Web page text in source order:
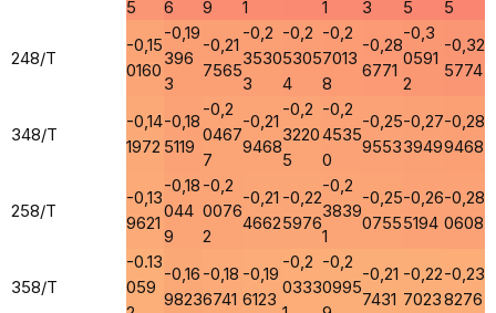
5 6 9 1 1 3 5 5
248/T
-0,15
0160
-0,19
396
3
-0,21
7565
-0,2
3530
3
-0,2
5305
4
-0,2
7013
8
-0,28
6771
-0,3
0591
2
-0,32
5774
348/T
-0,14
1972
-0,18
5119
-0,2
0467
7
-0,21
9468
-0,2
3220
5
-0,2
4535
0
-0,25
9553
-0,27
3949
-0,28
9468
258/T
-0,13
9621
-0,18
044
9
-0,2
0076
2
-0,21
4662
-0,22
5976
-0,2
3839
1
-0,25
0755
-0,26
5194
-0,28
0608
358/T
-0.13
059
-0,16
9823
-0,18
6741
-0,19
6123
-0,2
0333
-0,2
0995
-0,21
7431
-0,22
7023
-0,23
8276